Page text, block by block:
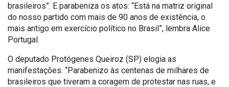
brasileiros”. E parabeniza os atos: “Está na matriz original
do nosso partido com mais de 90 anos de existência, o
mais antigo em exercício político no Brasil”, lembra Alice
Portugal.
O deputado Protógenes Queiroz (SP) elogia as
manifestações. “Parabenizo às centenas de milhares de
brasileiros que tiveram a coragem de protestar nas ruas, e